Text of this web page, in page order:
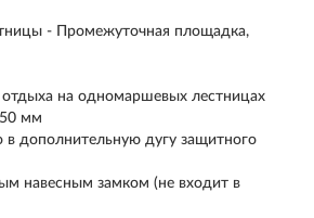
- Промежуточная площадка,
на одномаршевых лестницах
мм
в дополнительную дугу защитного
навесным замком (не входит в